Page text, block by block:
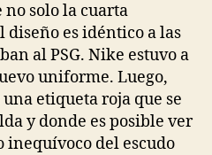
solo la cuarta
es idéntico a las
al PSG. Nike estuvo a
uniforme. Luego,
etiqueta roja que se
y donde es posible ver
del escudo